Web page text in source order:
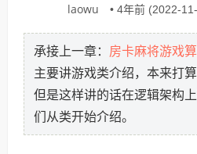
laowu • 4年前 (2022-
承接上一章： 房卡麻将游戏
主要讲游戏类介绍，本来打
但是这样讲的话在逻辑架构
们从类开始介绍。